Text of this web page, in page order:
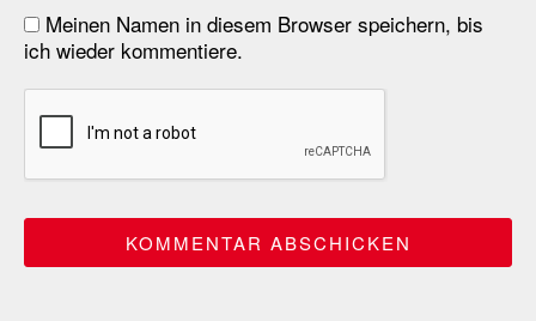
Meinen Namen in diesem Browser speichern, bis
ich wieder kommentiere.